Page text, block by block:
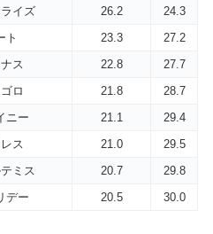
イズ 26.2
24.3
ト 23.3
27.2
ス 22.8
27.7
ロ 21.8
28.7
ニー 21.1
29.4
ス 21.0
29.5
ミス 20.7
29.8
デー 20.5 30.0